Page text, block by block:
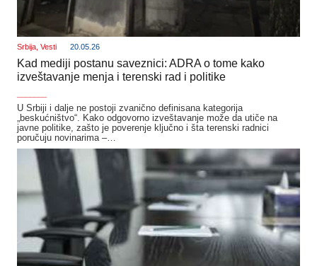
Srbija, Vesti 20.05.26
Kad mediji postanu saveznici: ADRA o tome kako
izveštavanje menja i terenski rad i politike
U Srbiji i dalje ne postoji zvanično definisana kategorija
„beskućništvo“. Kako odgovorno izveštavanje može da utiče na
javne politike, zašto je poverenje ključno i šta terenski radnici
poručuju novinarima –…